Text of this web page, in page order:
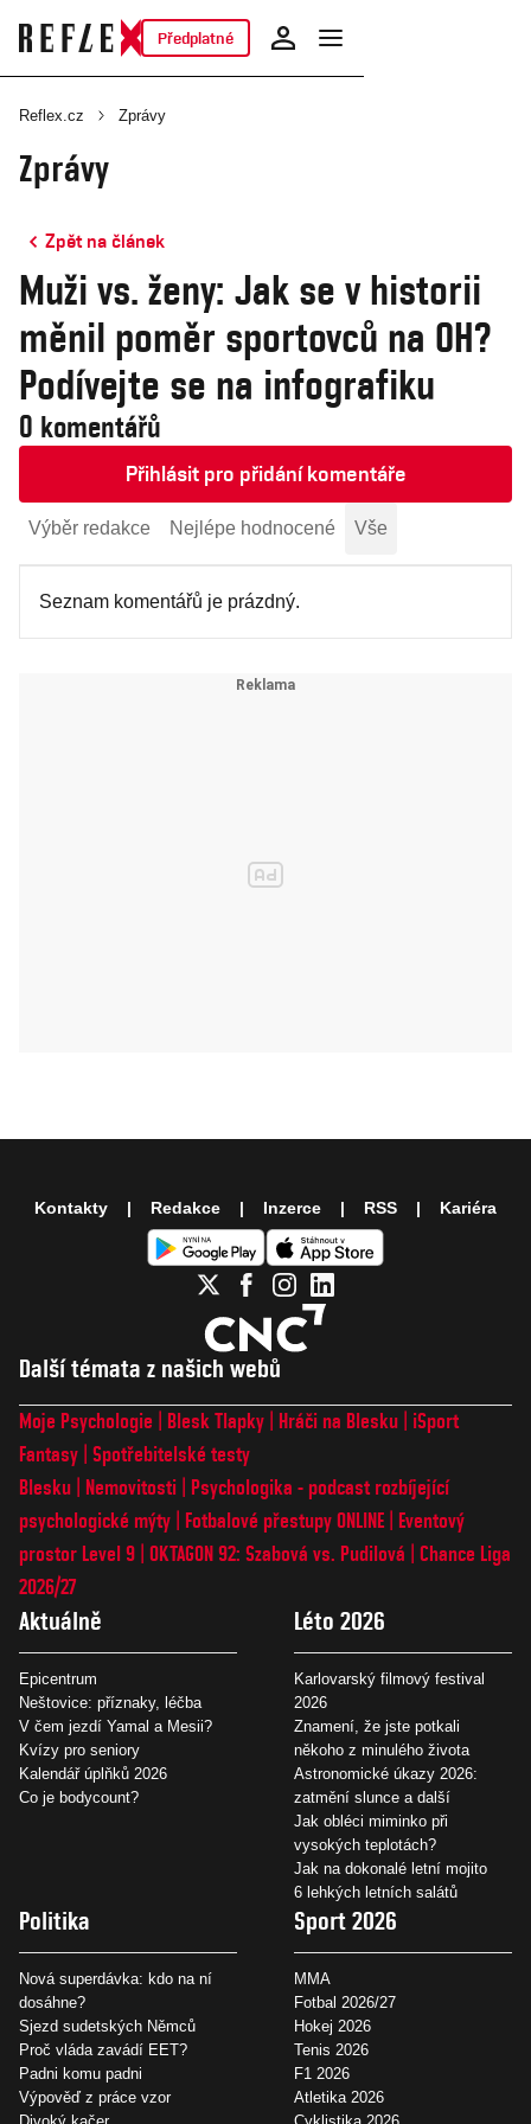
Předplatné
Reflex.cz Zprávy
Zprávy
Zpět na článek
Muži vs. ženy: Jak se v historii
měnil poměr sportovců na OH?
Podívejte se na infografiku
0 komentářů
Přihlásit pro přidání komentáře
Výběr redakce Nejlépe hodnocené Vše
Seznam komentářů je prázdný.
Další témata z našich webů
Moje Psychologie Blesk Tlapky Hráči na Blesku
iSport
Fantasy Spotřebitelské testy
Blesku
Nemovitosti
Psychologika - podcast rozbíjející
psychologické mýty
Fotbalové přestupy ONLINE
Eventový
prostor Level 9 OKTAGON 92: Szabová vs. Pudilová
Chance Liga
2026/27
Aktuálně
Epicentrum
Neštovice: příznaky, léčba
V čem jezdí Yamal a Mesii?
Kvízy pro seniory
Kalendář úplňků 2026
Co je bodycount?
Léto 2026
Karlovarský filmový festival
2026
Znamení, že jste potkali
někoho z minulého života
Astronomické úkazy 2026:
zatmění slunce a další
Jak obléci miminko při
vysokých teplotách?
Jak na dokonalé letní mojito
6 lehkých letních salátů
Politika
Nová superdávka: kdo na ní
dosáhne?
Sjezd sudetských Němců
Proč vláda zavádí EET?
Padni komu padni
Výpověď z práce vzor
Sport 2026
MMA
Fotbal 2026/27
Hokej 2026
Tenis 2026
F1 2026
Atletika 2026
Kontakty Redakce Inzerce RSS Kariéra